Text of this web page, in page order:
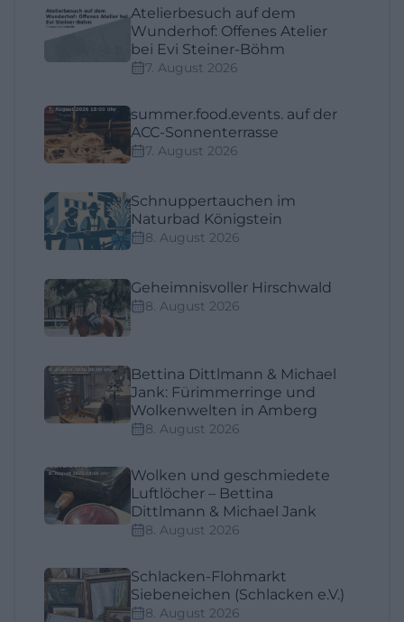
Atelierbesuch auf dem
Wunderhof: Offenes Atelier
bei Evi Steiner-Böhm
7. August 2026
summer.food.events. auf der
ACC-Sonnenterrasse
7. August 2026
Schnuppertauchen im
Naturbad Königstein
8. August 2026
Geheimnisvoller Hirschwald
8. August 2026
Bettina Dittlmann & Michael
Jank: Fürimmerringe und
Wolkenwelten in Amberg
8. August 2026
Wolken und geschmiedete
Luftlöcher – Bettina
Dittlmann & Michael Jank
8. August 2026
Schlacken-Flohmarkt
Siebeneichen (Schlacken e.V.)
8. August 2026